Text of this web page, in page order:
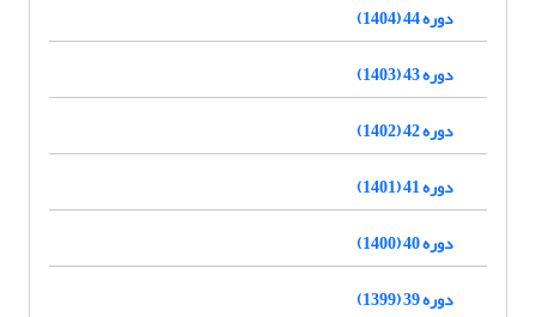
دوره 44 (1404)
دوره 43 (1403)
دوره 42 (1402)
دوره 41 (1401)
دوره 40 (1400)
دوره 39 (1399)